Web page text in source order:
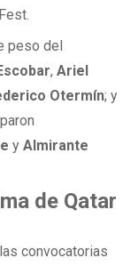
peso del
, Ariel
Otermín; y
y Almirante
de Qatar
convocatorias